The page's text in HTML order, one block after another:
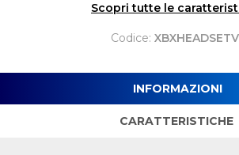
Scopri tutte le
Codice:
INFORMAZIONI
CARATTERISTICHE